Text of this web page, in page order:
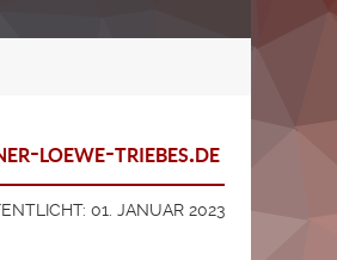
loewe-triebes.de
01. JANUAR 2023